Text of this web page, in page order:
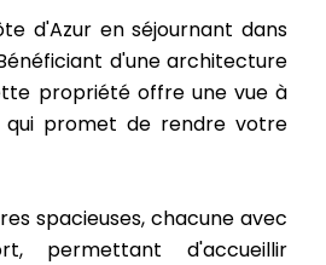
d'Azur en séjournant dans
d'une architecture
propriété offre une vue à
promet de rendre votre
spacieuses, chacune avec
permettant d'accueillir